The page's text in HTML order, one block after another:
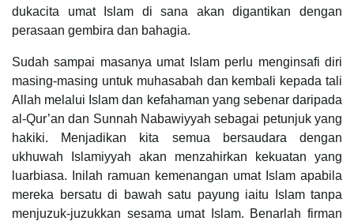
dukacita umat Islam di sana akan digantikan dengan
perasaan gembira dan bahagia.
Sudah sampai masanya umat Islam perlu menginsafi diri
masing-masing untuk muhasabah dan kembali kepada tali
Allah melalui Islam dan kefahaman yang sebenar daripada
al-Qur’an dan Sunnah Nabawiyyah sebagai petunjuk yang
hakiki. Menjadikan kita semua bersaudara dengan
ukhuwah Islamiyyah akan menzahirkan kekuatan yang
luarbiasa. Inilah ramuan kemenangan umat Islam apabila
mereka bersatu di bawah satu payung iaitu Islam tanpa
menjuzuk-juzukkan sesama umat Islam. Benarlah firman